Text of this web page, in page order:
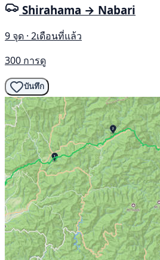
Shirahama → Nabari
9 จุด · 2เดือนที่แล้ว
300 การดู
บันทึก